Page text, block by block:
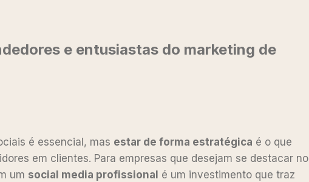
e entusiastas do marketing de
é essencial, mas estar de forma estratégica é o que
em clientes. Para empresas que desejam se destacar no
um social media profissional é um investimento que traz